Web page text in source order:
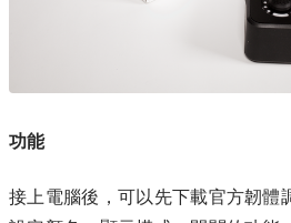
功能
接上電腦後，可以先下載官方韌體